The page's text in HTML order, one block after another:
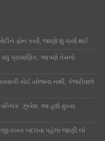
ફોન કર્યો, જાણો શું ચર્ચા થઈ
પ્રામાણિક, આપણે તેમનો
કોઈ યોજના નથી, કેજરીવાલે
પબ્લિક’ ઝુંબેશ, આ હશે મુખ્ય
વખત બદલવા પહેલાં જાણી લો